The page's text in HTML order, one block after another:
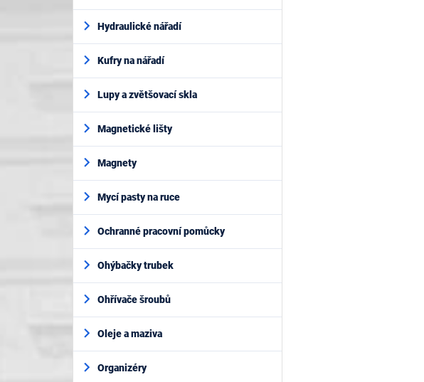
Hydraulické nářadí
Kufry na nářadí
Lupy a zvětšovací skla
Magnetické lišty
Magnety
Mycí pasty na ruce
Ochranné pracovní pomůcky
Ohýbačky trubek
Ohřívače šroubů
Oleje a maziva
Organizéry